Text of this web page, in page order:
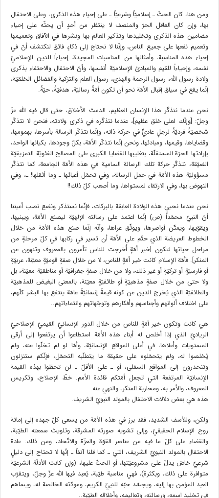
ومن هنا، كان الحثّ ـ إسلاميّاً وشرعيّاً ـ على إحياء هذه الذكرى، وعلى الاحتفال
بها، وإن كان العاقل الحرّ والمنصف لا ينتظر من أحدٍ أن يحثّه على إحياء
مضامين هذه الذكرى وتخليدها وتذكير العالم بها ونشرها في الآفاق وتعميمها
وتعميم نفعها على جميع الناس، وإنّنا لا نحتاج إلى ذكاءٍ فائق لنكتشف أنّ في
إحياء هذه المناسبة، وأمثالها من المناسبات المجيدة، إحياءاً للدين الإسلاميّ
نفسه، وإحياءاً للقيم والمبادئ الإسلاميّة أنفسها، وأنّ الاحتفال والاحتفاء بذكرى
ولادة رسول الله، رسول الرحمة والهدى، رسول العلم والتزكية والفضائل الخلقيّة،
إنّما يقع في سياق إقبال الأمّة نحو أن تكون أمّةً رساليّة، هدفيّةً، حيّةً.
نحن عندما نتذكّر هذا الإنسان العظيم، الدمث الأخلاق، حتى قال فيه الله عزّ
وجلّ: [وإنّك لعلى خلق عظيم]، عندما نتذكّره في ذكرى ولادته، فنحن لا نتذكّر
شخصيّةً فرديّةً لرجلٍ عاديٍّ في حركة ذاته، وإنّما نتذكّر الرسالة بأسرها، بهمومها،
وقضاياها، وقيمها، ومبادئها، ونحن إنّما نتذكّر الأمّة، بكلّ وجودها، بكيانها الواحد،
بإرادتها الحرّة المستقلّة، بتغليبها القضايا الكبرى على المصالح الفئويّة التمزيقيّة
الضيّقة، نتذكّر حركة تلك الرسالة السامية في هذه الأمّة الجامعة، كما نتذكّر
مسؤوليّة هذه الأمّة في حمل الرسالة، وفي تحمّل أعبائها ـ وما أثقلها! ـ، وفي
النهوض بها، وفي الارتقاء لمستواها، وما أصعب كلّ ذلك!!
نحن عندما نحيي هذه الولادة العابقة بالبركات، فإنّما نستذكر ونضع نصب أعيننا
أنّ النبيّ محمّداً (ص) إنّما اعتمد على رسالته الإلهيّة ليصنع الأمّة، ويبنيها،
ويقوّيها، ويمتّن أواصرها، ويوثّق عراها، وأنّه إنّما صنع هذه الأمّة من خلال
الخطوط العريضة الذي حتّم على الأمّة أن تسير في ركابها في كلّ مرحلةٍ من
مراحل حياتها لتكون [خير أمّةٍ أُخرجت للناس تأمرون بالمعروف وتنهون عن
المنكر]. فأمّة الإسلام كانت خير أمّةٍ للناس، لا من خلال صفةٍ قوميّةٍ معيّنة، عربيّةٍ
أو فارسيّةٍ أو تركيّةٍ أو غير ذلك، ولا من خلال صفةٍ جغرافيّة أو مناطقيّة معيّنة، بل
ولا حتى من خلال صفةٍ مذهبيّةٍ أو طائفيّةٍ معيّنة، بالمعنى البغيض للمذهبيّة
والطائفيّة الذي يُخرج الدين عن كونه قيمةً إنسانيّةً عامّة ينتفع بها البشر كلّهم،
على اختلاف ألوانهم وأجناسهم وأفكارهم وتوجّهاتهم وانتماءاتهم..
هي كانت وتكون خير أمّةٍ للناس من خلال الدور الإنسانيّ القيميّ الإصلاحيّ
الرياديّ الذي إذا أخلص له أبناء هذه الأمّة استطاعوا أن يرتفعوا إلى أرقى
المستويات وأعلاها، في أعلى المواقع الإنسانيّة، وأمّا لو لم تخلّوا عنه، ولم
يُخلصوا له، ولم يتحمّلوه على حقيقة ما يتطلّبه التحمّل، فإنّكم ستنزلون
وتنحدرون إلى المواقع السفلى، أو ـ على الأقلّ ـ لن تحظوا بهذه القيمة
الإنسانيّة المرتفعة التي تجعل أمّتكم قائدة الأمم. خطّ الإصلاح، وتكريس
المعروف، والأمر به، ومحاربة المنكر، والنهي عنه.
هذه هي بعض دلالات الاحتفال بالمولد النبويّ الشريف.
ولكن، وللأسف الشديد، فقد برز في هذه الأمّة من يسعى كلّ جهده إلى إماتة
روح الإسلام الحقيقيّ، وإلى تشويه صورته المشرقة، وتلويث سمعته الطيّبة،
والقضاء على كلّ ما فيه من عناصر القوّة والعزّة والاتّحاد، ومن ذلك: عادة
الاحتفال بالمولد النبويّ الشريف، التي ـ كما قلنا آنفاً ـ إنّها لا تحتاج إلى دليلٍ
شرعيّ خاصّ يدلّ على مشروعيّتها، أو الحثّ عليها، (وإن كانت الأدلّة الشرعيّة
متوافرة على ذلك، وبكثرة)، فهي مناسبة طيّبة، يُعبد فيها الله عزّ وجلّ، ويتقرّب
العبد المؤمن بها إليه، ويجسّد حبّه للنبيّ الكريم، ومودّته الخالصة له، ويساهم
في تخليد اسمه، ورسالته، وتعاليمه، وأخلاقه الطيّبة..